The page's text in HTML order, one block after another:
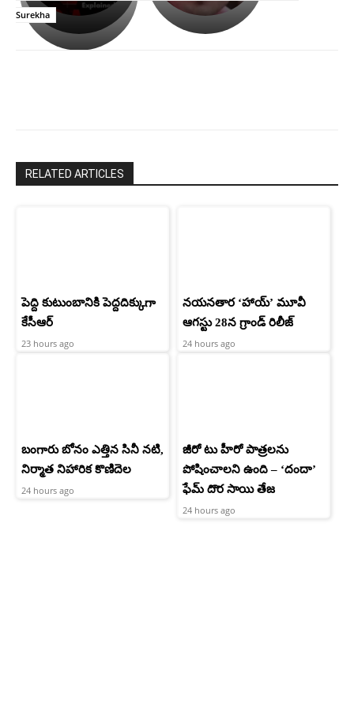
హీరోయిన్‏గా
శ్రీనిధి
ఉపాసన..
పాపం
రామ్
Surekha
RELATED ARTICLES
పెద్ది కుటుంబానికి పెద్దదిక్కుగా
కేసీఆర్
23 hours ago
నయనతార ‘హాయ్’ మూవీ
ఆగస్టు 28న గ్రాండ్ రిలీజ్
24 hours ago
బంగారు బోనం ఎత్తిన సినీ నటి,
నిర్మాత నిహారిక కొణిదెల
24 hours ago
జీరో టు హీరో పాత్రలను
పోషించాలని ఉంది – ‘దందా’
ఫేమ్ దొర సాయి తేజ
24 hours ago